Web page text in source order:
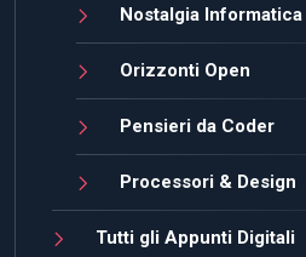
Nostalgia Informatica
Orizzonti Open
Pensieri da Coder
Processori & Design
Tutti gli Appunti Digitali